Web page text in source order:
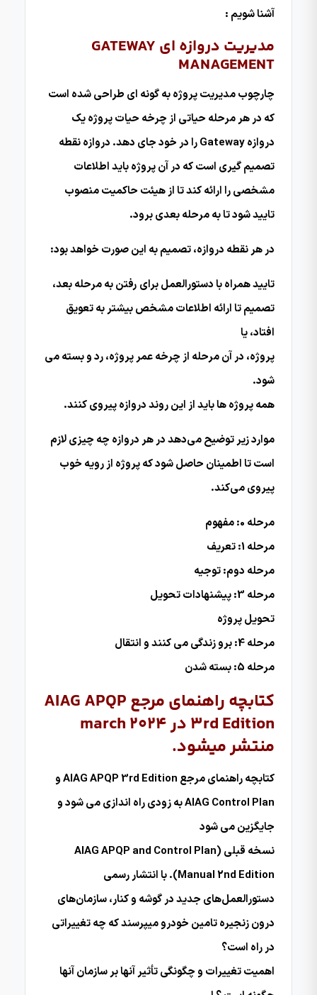
آشنا شویم :
مدیریت دروازه ای GATEWAY
MANAGEMENT
چارچوب مدیریت پروژه به گونه ای طراحی شده است
که در هر مرحله حیاتی از چرخه حیات پروژه یک
دروازه Gateway را در خود جای دهد. دروازه نقطه
تصمیم گیری است که در آن پروژه باید اطلاعات
مشخصی را ارائه کند تا از هیئت حاکمیت منصوب
تایید شود تا به مرحله بعدی برود.
در هر نقطه دروازه، تصمیم به این صورت خواهد بود:
تایید همراه با دستورالعمل برای رفتن به مرحله بعد،
تصمیم تا ارائه اطلاعات مشخص بیشتر به تعویق
افتاد، یا
پروژه، در آن مرحله از چرخه عمر پروژه، رد و بسته می
شود.
همه پروژه ها باید از این روند دروازه پیروی کنند.
موارد زیر توضیح می‌دهد در هر دروازه چه چیزی لازم
است تا اطمینان حاصل شود که پروژه از رویه خوب
پیروی می‌کند.
مرحله 0: مفهوم
مرحله 1: تعریف
مرحله دوم: توجیه
مرحله 3: پیشنهادات تحویل
تحویل پروژه
مرحله 4: برو زندگی می کنند و انتقال
مرحله 5: بسته شدن
کتابچه راهنمای مرجع AIAG APQP
3rd Edition در march 2024
منتشر میشود.
کتابچه راهنمای مرجع AIAG APQP 3rd Edition و
AIAG Control Plan به زودی راه اندازی می شود و
جایگزین می شود
نسخه قبلی (AIAG APQP and Control Plan
Manual 2nd Edition). با انتشار رسمی
دستورالعمل‌های جدید در گوشه و کنار، سازمان‌های
درون زنجیره تامین خودرو میپرسند که چه تغییراتی
در راه است؟
اهمیت تغییرات و چگونگی تأثیر آنها بر سازمان آنها